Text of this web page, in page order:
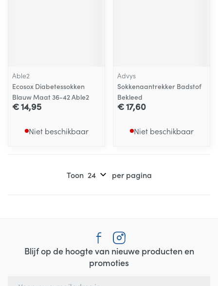
Able2
Ecosox Diabetessokken
Blauw Maat 36-42 Able2
€ 14,95
Niet beschikbaar
Advys
Sokkenaantrekker Badstof
Bekleed
€ 17,60
Niet beschikbaar
Toon per pagina
Blijf op de hoogte van nieuwe producten en
promoties